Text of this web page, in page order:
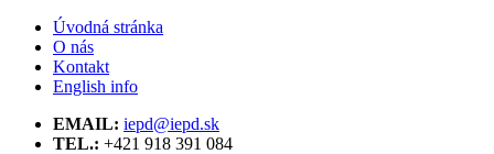
Úvodná stránka
O nás
Kontakt
English info
EMAIL: iepd@iepd.sk
TEL.: +421 918 391 084